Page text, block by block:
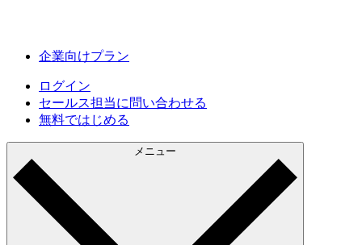
企業向けプラン
ログイン
セールス担当に問い合わせる
無料ではじめる
メニュー